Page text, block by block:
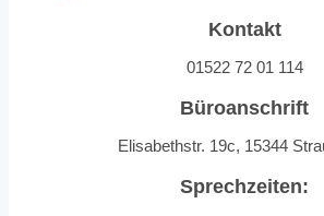
Kontakt
01522 72 01 114
Büroanschrift
Elisabethstr. 19c, 15344
Sprechzeiten: